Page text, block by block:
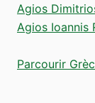
Agios
Agios Ioannis
Parcourir